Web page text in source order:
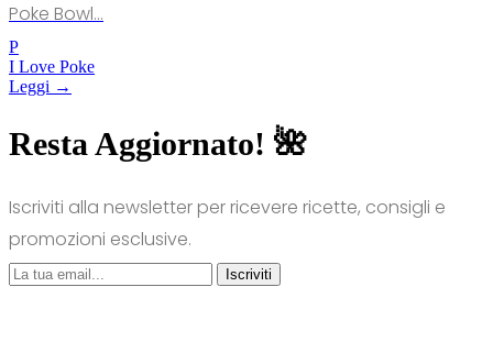
Poke Bowl...
P
I Love Poke
Leggi →
Resta Aggiornato! 🌺
Iscriviti alla newsletter per ricevere ricette, consigli e
promozioni esclusive.
Iscriviti